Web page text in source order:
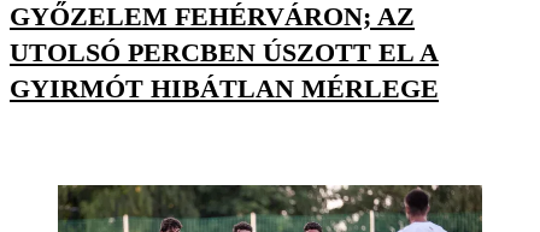
GYŐZELEM FEHÉRVÁRON; AZ
UTOLSÓ PERCBEN ÚSZOTT EL A
GYIRMÓT HIBÁTLAN MÉRLEGE